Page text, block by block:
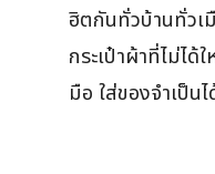
ฮิตกันทั่วบ้านทั่วเ
กระเป๋าผ้าที่ไม่ไ
มือ ใส่ของจำเป็น